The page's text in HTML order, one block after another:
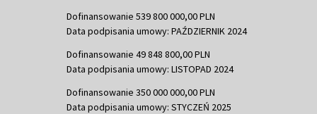
Dofinansowanie 539 800 000,00 PLN
Data podpisania umowy: PAŹDZIERNIK 2024
Dofinansowanie 49 848 800,00 PLN
Data podpisania umowy: LISTOPAD 2024
Dofinansowanie 350 000 000,00 PLN
Data podpisania umowy: STYCZEŃ 2025